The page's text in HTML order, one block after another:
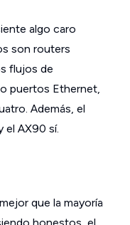
algo caro
son routers
flujos de
puertos Ethernet,
Además, el
el AX90 sí.
que la mayoría